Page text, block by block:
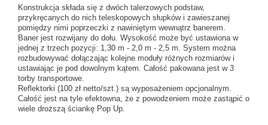
Konstrukcja składa się z dwóch talerzowych podstaw,
przykręcanych do nich teleskopowych słupków i zawieszanej
pomiędzy nimi poprzeczki z nawiniętym wewnątrz banerem.
Baner jest rozwijany do dołu. Wysokość może być ustawiona w
jednej z trzech pozycji: 1,30 m - 2,0 m - 2,5 m. System można
rozbudowywać dołączając kolejne moduły różnych rozmiarów i
ustawiając je pod dowolnym kątem. Całość pakowana jest w 3
torby transportowe.
Reflektorki (100 zł netto/szt.) są wyposażeniem opcjonalnym.
Całość jest na tyle efektowna, że z powodzeniem może zastąpić o
wiele droższą ściankę Pop Up.